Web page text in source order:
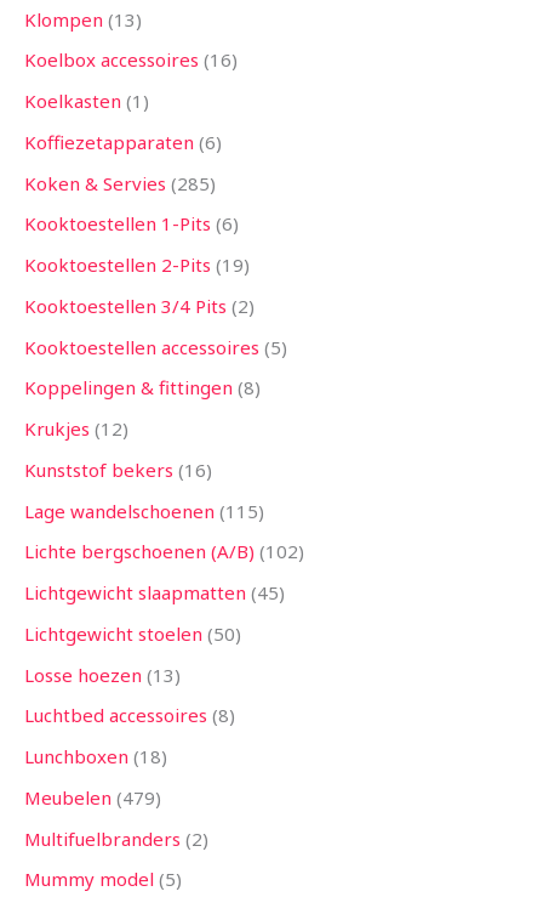
Klompen 13
Koelbox accessoires 16
Koelkasten 1
Koffiezetapparaten 6
Koken & Servies 285
Kooktoestellen 1-Pits 6
Kooktoestellen 2-Pits 19
Kooktoestellen 3/4 Pits 2
Kooktoestellen accessoires 5
Koppelingen & fittingen 8
Krukjes 12
Kunststof bekers 16
Lage wandelschoenen 115
Lichte bergschoenen (A/B) 102
Lichtgewicht slaapmatten 45
Lichtgewicht stoelen 50
Losse hoezen 13
Luchtbed accessoires 8
Lunchboxen 18
Meubelen 479
Multifuelbranders 2
Mummy model 5